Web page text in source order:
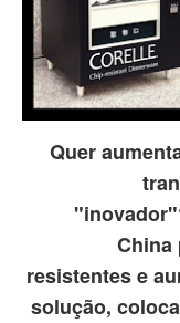
Quer
China
resistentes e
solução,